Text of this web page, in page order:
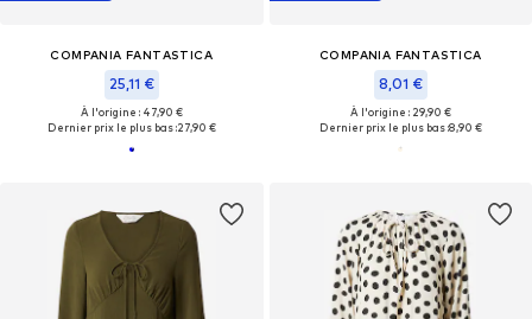
COMPANIA FANTASTICA
25,11 €
À l'origine : 47,90 €
Dernier prix le plus bas :27,90 €
COMPANIA FANTASTICA
8,01 €
À l'origine : 29,90 €
Dernier prix le plus bas :8,90 €